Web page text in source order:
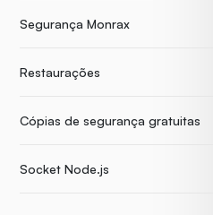
Segurança Monrax
Restaurações
Cópias de segurança gratuitas
Socket Node.js